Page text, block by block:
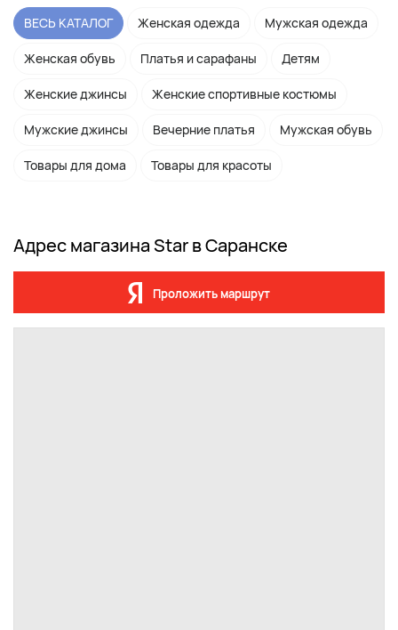
ВЕСЬ КАТАЛОГ Женская одежда Мужская одежда
Женская обувь Платья и сарафаны Детям
Женские джинсы Женские спортивные костюмы
Мужские джинсы Вечерние платья Мужская обувь
Товары для дома Товары для красоты
Адрес магазина Star в Саранске
Проложить маршрут